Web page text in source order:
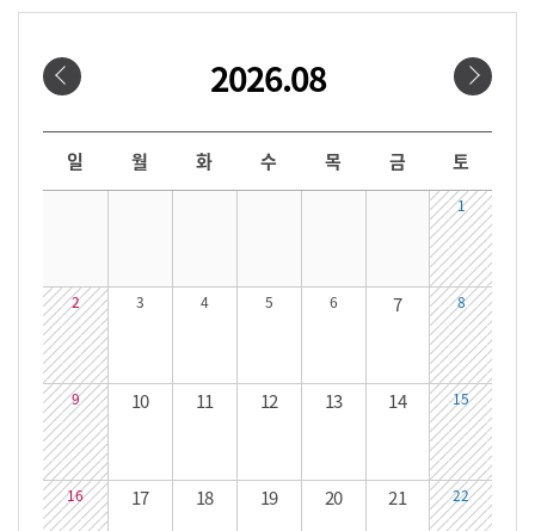
2026.08
날짜선택
일 월 화 수 목 금 토
1
2 3 4 5 6 7 8
9 10 11 12 13 14 15
16 17 18 19 20 21 22